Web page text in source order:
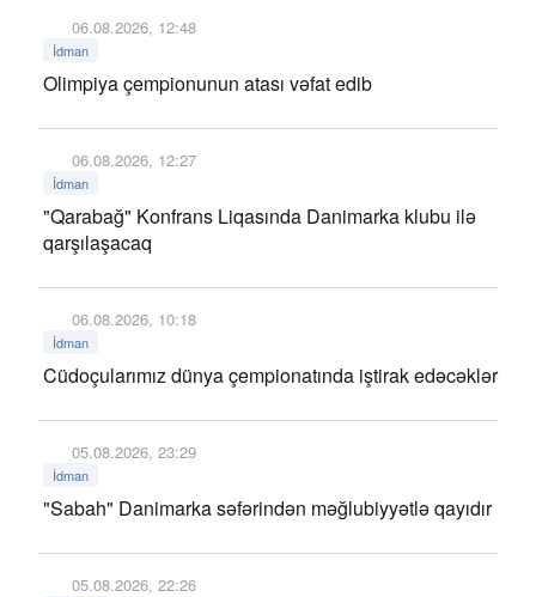
06.08.2026, 12:48
İdman
Olimpiya çempionunun atası vəfat edib
06.08.2026, 12:27
İdman
"Qarabağ" Konfrans Liqasında Danimarka klubu ilə
qarşılaşacaq
06.08.2026, 10:18
İdman
Cüdoçularımız dünya çempionatında iştirak edəcəklər
05.08.2026, 23:29
İdman
"Sabah" Danimarka səfərindən məğlubiyyətlə qayıdır
05.08.2026, 22:26